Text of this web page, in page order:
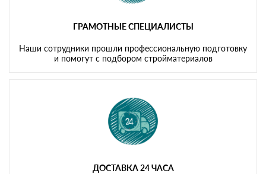
ГРАМОТНЫЕ СПЕЦИАЛИСТЫ
Наши сотрудники прошли профессиональную подготовку
и помогут с подбором стройматериалов
ДОСТАВКА 24 ЧАСА